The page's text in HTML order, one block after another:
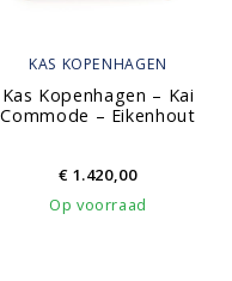
KAS KOPENHAGEN
Kas Kopenhagen – Kai
Commode – Eikenhout
€1.420,00
Op voorraad